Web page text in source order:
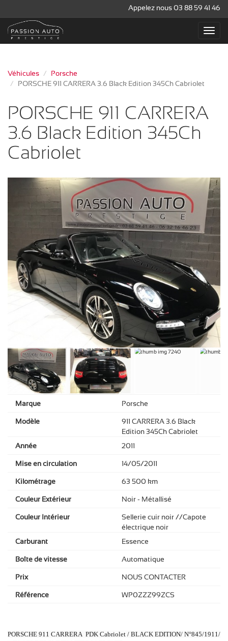
Appelez nous 03 88 59 41 46
Véhicules
Porsche
PORSCHE 911 CARRERA 3.6 Black Edition 345Ch Cabriolet
PORSCHE 911 CARRERA
3.6 Black Edition 345Ch
Cabriolet
Marque Porsche
Modèle
911 CARRERA 3.6 Black
Edition 345Ch Cabriolet
Année
2011
Mise en circulation 14/05/2011
Kilométrage 63 500 km
Couleur Extérieur Noir - Métallisé
Couleur Intérieur
Sellerie cuir noir //Capote
électrique noir
Carburant
Essence
Boîte de vitesse Automatique
Prix NOUS CONTACTER
Référence WP0ZZZ99ZCS
PORSCHE 911 CARRERA PDK Cabriolet / BLACK EDITION/ N°845/1911/